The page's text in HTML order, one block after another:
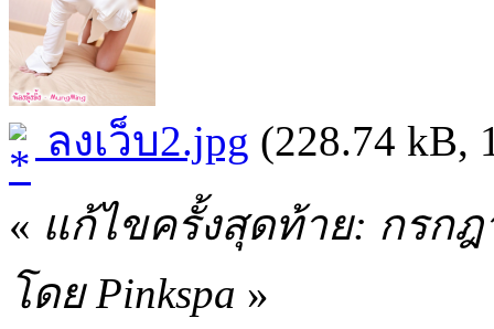
ลงเว็บ2.jpg (228.74 kB,
« แก้ไขครั้งสุดท้าย: กรกฎ
โดย Pinkspa »